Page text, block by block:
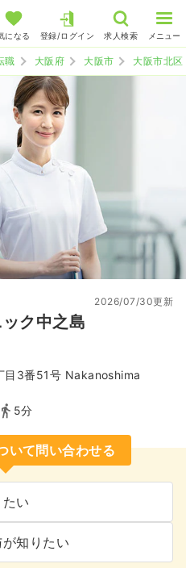
になる 登録/ログイン 求人検索 メニュー
職 大阪府 大阪市 大阪市北区
ク中之島
2026/07/30更新
目3番51号 Nakanoshima
5分
いて問い合わせる
い
知りたい